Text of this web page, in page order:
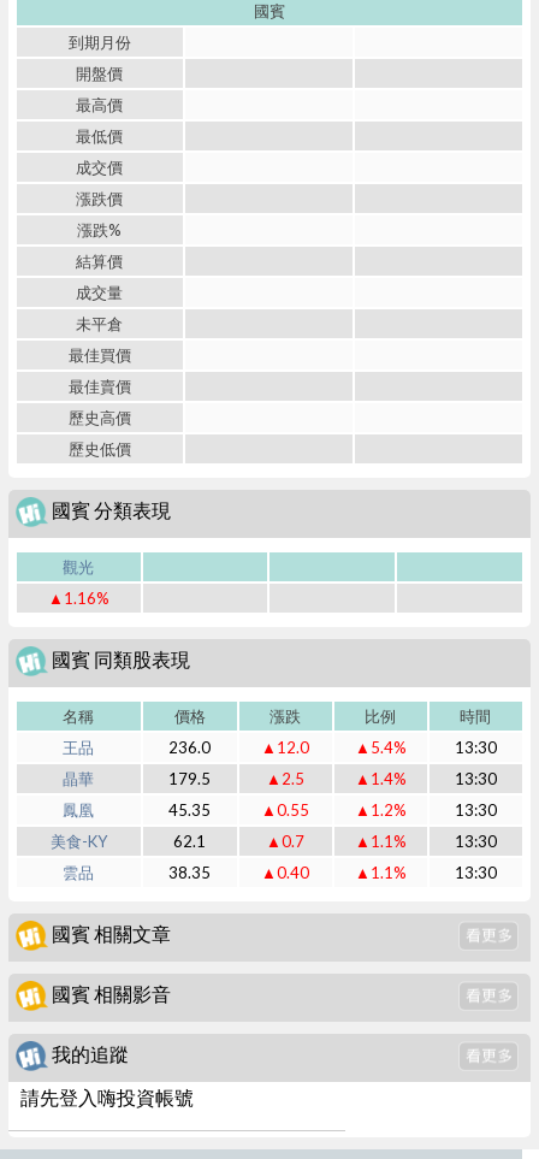
國賓
到期月份
開盤價
最高價
最低價
成交價
漲跌價
漲跌%
結算價
成交量
未平倉
最佳買價
最佳賣價
歷史高價
歷史低價
國賓 分類表現
觀光
▲1.16%
國賓 同類股表現
名稱 價格 漲跌 比例
時間
王品
236.0 ▲12.0 ▲5.4%
13:30
晶華
179.5 ▲2.5 ▲1.4%
13:30
鳳凰
45.35 ▲0.55 ▲1.2%
13:30
美食-KY
62.1 ▲0.7 ▲1.1%
13:30
雲品
38.35 ▲0.40 ▲1.1% 13:30
國賓 相關文章
國賓 相關影音
我的追蹤
請先登入嗨投資帳號